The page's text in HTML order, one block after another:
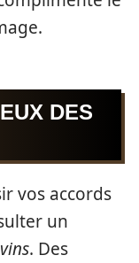
DES
vos accords
un
. Des